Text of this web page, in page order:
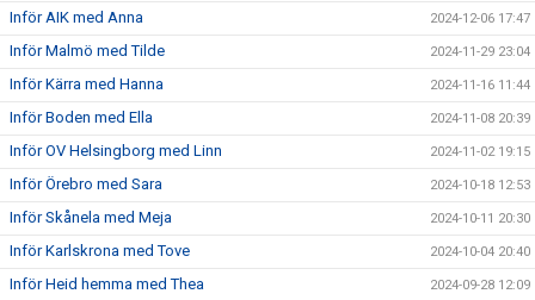
Inför AIK med Anna 2024-12-06 17:47
Inför Malmö med Tilde 2024-11-29 23:04
Inför Kärra med Hanna 2024-11-16 11:44
Inför Boden med Ella 2024-11-08 20:39
Inför OV Helsingborg med Linn 2024-11-02 19:15
Inför Örebro med Sara 2024-10-18 12:53
Inför Skånela med Meja 2024-10-11 20:30
Inför Karlskrona med Tove 2024-10-04 20:40
Inför Heid hemma med Thea 2024-09-28 12:09